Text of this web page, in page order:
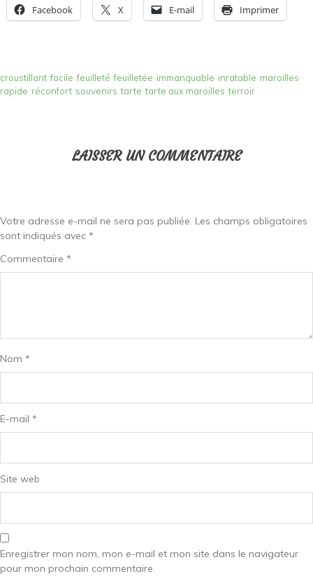
Facebook X E-mail Imprimer
croustillant facile feuilleté feuilletée immanquable inratable maroilles
rapide réconfort souvenirs tarte tarte aux maroilles terroir
LAISSER UN COMMENTAIRE
Votre adresse e-mail ne sera pas publiée. Les champs obligatoires
sont indiqués avec *
Commentaire *
Nom *
E-mail *
Site web
Enregistrer mon nom, mon e-mail et mon site dans le navigateur
pour mon prochain commentaire.